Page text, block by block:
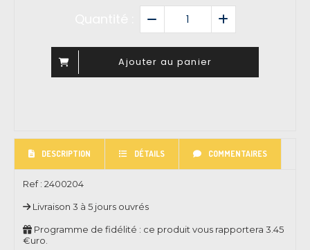
Ajouter au panier
DESCRIPTION DÉTAILS COMMENTAIRES
Ref : 2400204
Livraison 3 à 5 jours ouvrés
Programme de fidélité : ce produit vous rapportera 3.45
€uro.